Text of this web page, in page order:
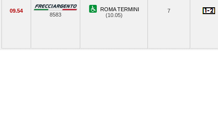
09.54
8583
ROMA TERMINI
(10.05)
7